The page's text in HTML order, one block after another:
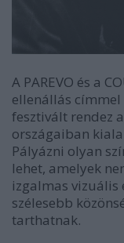
A PAREVO és a
ellenállás címmel
fesztivált rendez
országaiban
Pályázni olyan
lehet, amelyek
izgalmas vizuális
szélesebb
tarthatnak.